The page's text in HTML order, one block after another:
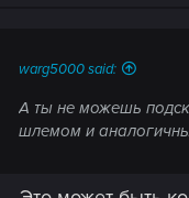
warg5000 said:
А ты не можешь
шлемом и